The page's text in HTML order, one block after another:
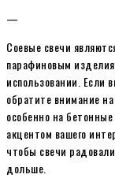
—
Соевые свечи
парафиновым
использовании. Если
обратите внимание
особенно на
акцентом вашего
чтобы свечи
дольше.